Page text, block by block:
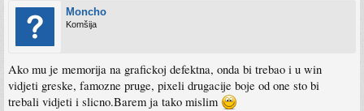
Moncho
Komšija
Ako mu je memorija na grafickoj defektna, onda bi trebao i u win
vidjeti greske, famozne pruge, pixeli drugacije boje od one sto bi
trebali vidjeti i slicno.Barem ja tako mislim